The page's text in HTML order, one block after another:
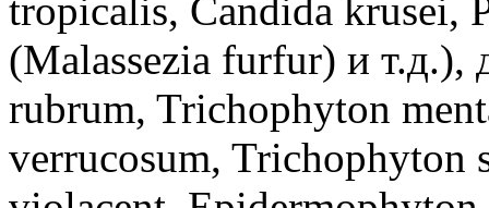
tropicalis, Candida krusei,
(Malassezia furfur) и
rubrum, Trichophyton
verrucosum, Trichophyton